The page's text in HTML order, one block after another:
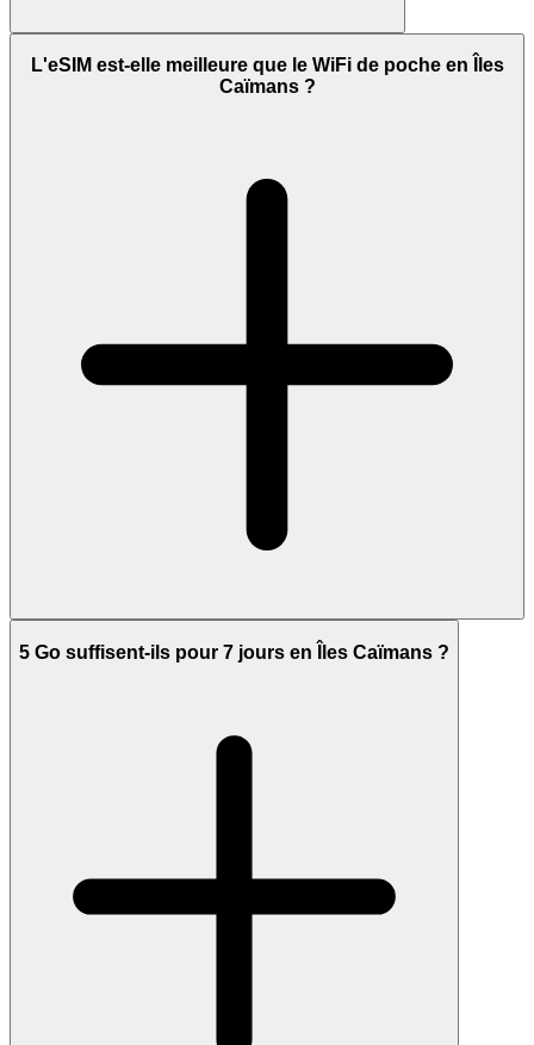
L'eSIM est-elle meilleure que le WiFi de poche en Îles
Caïmans ?
5 Go suffisent-ils pour 7 jours en Îles Caïmans ?